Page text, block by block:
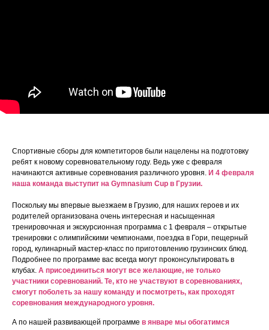
Спортивные сборы для компетиторов были нацелены на подготовку
ребят к новому соревновательному году. Ведь уже с февраля
начинаются активные соревнования различного уровня. И 4 февраля
наша команда выступит на Gymnasium Cup в Грузии.
Поскольку мы впервые выезжаем в Грузию, для наших героев и их
родителей организована очень интересная и насыщенная
тренировочная и экскурсионная программа с 1 февраля – открытые
тренировки с олимпийскими чемпионами, поездка в Гори, пещерный
город, кулинарный мастер-класс по приготовлению грузинских блюд.
Подробнее по программе вас всегда могут проконсультировать в
клубах. А присоединиться могут все желающие, не только
участники соревнований. Те, кто не участвуют в соревнованиях,
смогут поболеть за нашу команду и посмотреть, как проходят
соревнования международного уровня.
А по нашей развивающей программе в январе мы обогатимся
Педагог-психолог, эксперт и спикер
федеральных образовательных
Автор единственной в России
сертифицированной программы
интеллекта у детей.
Автор программы комплексного
развития GYMNASIUM.
Лидия Гунина